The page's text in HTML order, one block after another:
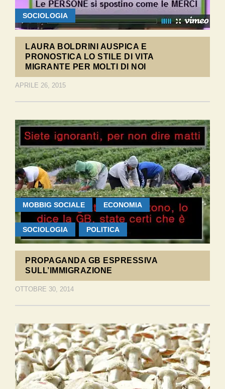
SOCIOLOGIA
LAURA BOLDRINI AUSPICA E
PRONOSTICA LO STILE DI VITA
MIGRANTE PER MOLTI DI NOI
APRILE 26, 2015
MOBBIG SOCIALE ECONOMIA
SOCIOLOGIA POLITICA
PROPAGANDA GB ESPRESSIVA
SULL’IMMIGRAZIONE
OTTOBRE 30, 2014